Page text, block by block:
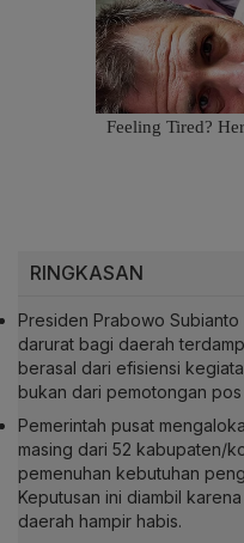
RINGKASAN
Presiden Prabowo
darurat bagi daerah
berasal dari efisiensi
bukan dari pemotongan
Pemerintah pusat
masing dari 52 kabupaten/
pemenuhan kebutuhan
Keputusan ini diambil
daerah hampir habis.